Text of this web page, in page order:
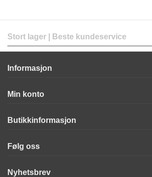
Stort lager | Beste kundeservice
Informasjon
Min konto
Butikkinformasjon
Følg oss
Nyhetsbrev